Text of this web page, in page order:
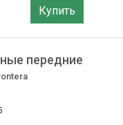
Купить
передние